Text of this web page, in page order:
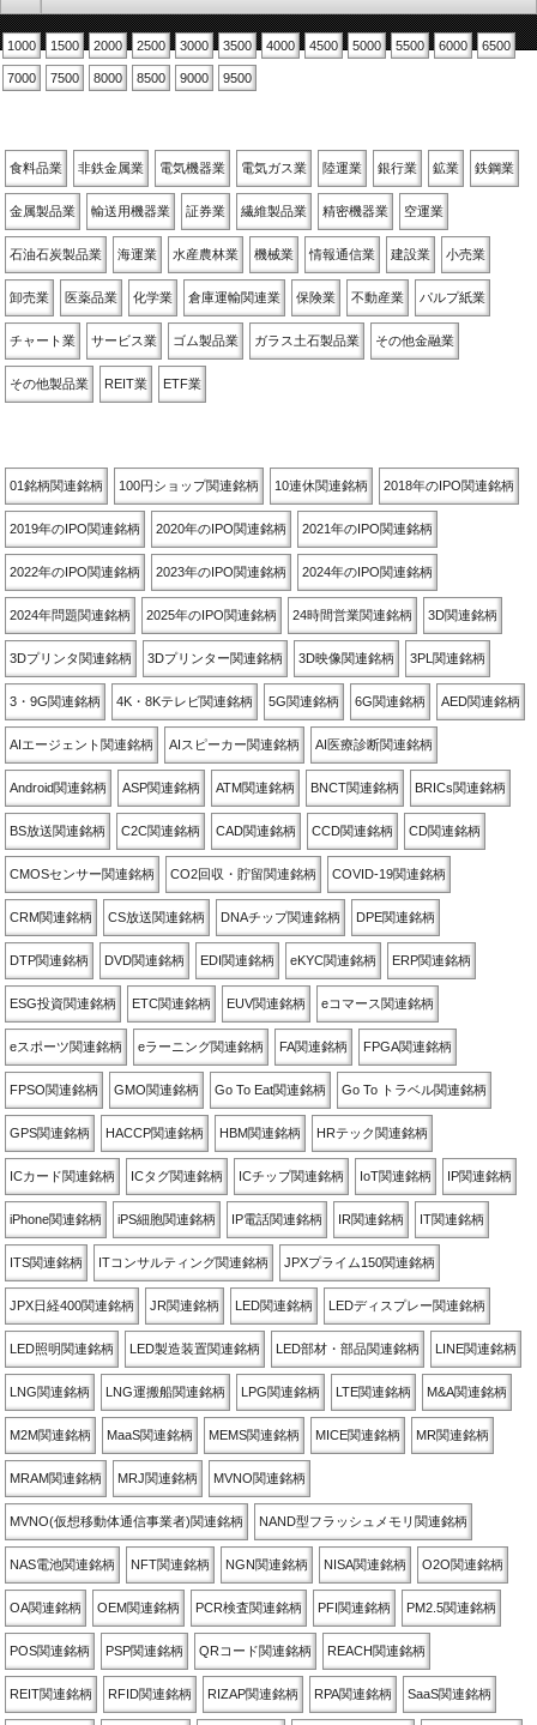
1000 1500 2000 2500 3000 3500 4000 4500 5000 5500 6000 6500
7000 7500 8000 8500 9000 9500
食料品業 非鉄金属業 電気機器業 電気ガス業 陸運業 銀行業 鉱業 鉄鋼業
金属製品業 輸送用機器業 証券業 繊維製品業 精密機器業 空運業
石油石炭製品業 海運業 水産農林業 機械業 情報通信業 建設業 小売業
卸売業 医薬品業 化学業 倉庫運輸関連業 保険業 不動産業 パルプ紙業
チャート業 サービス業 ゴム製品業 ガラス土石製品業 その他金融業
その他製品業 REIT業 ETF業
01銘柄関連銘柄 100円ショップ関連銘柄 10連休関連銘柄 2018年のIPO関連銘柄
2019年のIPO関連銘柄 2020年のIPO関連銘柄 2021年のIPO関連銘柄
2022年のIPO関連銘柄 2023年のIPO関連銘柄 2024年のIPO関連銘柄
2024年問題関連銘柄 2025年のIPO関連銘柄 24時間営業関連銘柄 3D関連銘柄
3Dプリンタ関連銘柄 3Dプリンター関連銘柄 3D映像関連銘柄 3PL関連銘柄
3・9G関連銘柄 4K・8Kテレビ関連銘柄 5G関連銘柄 6G関連銘柄 AED関連銘柄
AIエージェント関連銘柄 AIスピーカー関連銘柄 AI医療診断関連銘柄
Android関連銘柄 ASP関連銘柄 ATM関連銘柄 BNCT関連銘柄 BRICs関連銘柄
BS放送関連銘柄 C2C関連銘柄 CAD関連銘柄 CCD関連銘柄 CD関連銘柄
CMOSセンサー関連銘柄 CO2回収・貯留関連銘柄 COVID-19関連銘柄
CRM関連銘柄 CS放送関連銘柄 DNAチップ関連銘柄 DPE関連銘柄
DTP関連銘柄 DVD関連銘柄 EDI関連銘柄 eKYC関連銘柄 ERP関連銘柄
ESG投資関連銘柄 ETC関連銘柄 EUV関連銘柄 eコマース関連銘柄
eスポーツ関連銘柄 eラーニング関連銘柄 FA関連銘柄 FPGA関連銘柄
FPSO関連銘柄 GMO関連銘柄 Go To Eat関連銘柄 Go To トラベル関連銘柄
GPS関連銘柄 HACCP関連銘柄 HBM関連銘柄 HRテック関連銘柄
ICカード関連銘柄 ICタグ関連銘柄 ICチップ関連銘柄 IoT関連銘柄 IP関連銘柄
iPhone関連銘柄 iPS細胞関連銘柄 IP電話関連銘柄 IR関連銘柄 IT関連銘柄
ITS関連銘柄 ITコンサルティング関連銘柄 JPXプライム150関連銘柄
JPX日経400関連銘柄 JR関連銘柄 LED関連銘柄 LEDディスプレー関連銘柄
LED照明関連銘柄 LED製造装置関連銘柄 LED部材・部品関連銘柄 LINE関連銘柄
LNG関連銘柄 LNG運搬船関連銘柄 LPG関連銘柄 LTE関連銘柄 M&A関連銘柄
M2M関連銘柄 MaaS関連銘柄 MEMS関連銘柄 MICE関連銘柄 MR関連銘柄
MRAM関連銘柄 MRJ関連銘柄 MVNO関連銘柄
MVNO(仮想移動体通信事業者)関連銘柄 NAND型フラッシュメモリ関連銘柄
NAS電池関連銘柄 NFT関連銘柄 NGN関連銘柄 NISA関連銘柄 O2O関連銘柄
OA関連銘柄 OEM関連銘柄 PCR検査関連銘柄 PFI関連銘柄 PM2.5関連銘柄
POS関連銘柄 PSP関連銘柄 QRコード関連銘柄 REACH関連銘柄
REIT関連銘柄 RFID関連銘柄 RIZAP関連銘柄 RPA関連銘柄 SaaS関連銘柄